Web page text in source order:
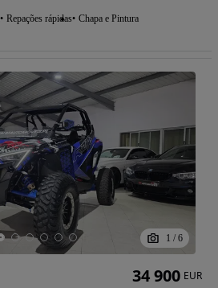
Repações rápidas Chapa e Pintura
1 / 6
34 900 EUR